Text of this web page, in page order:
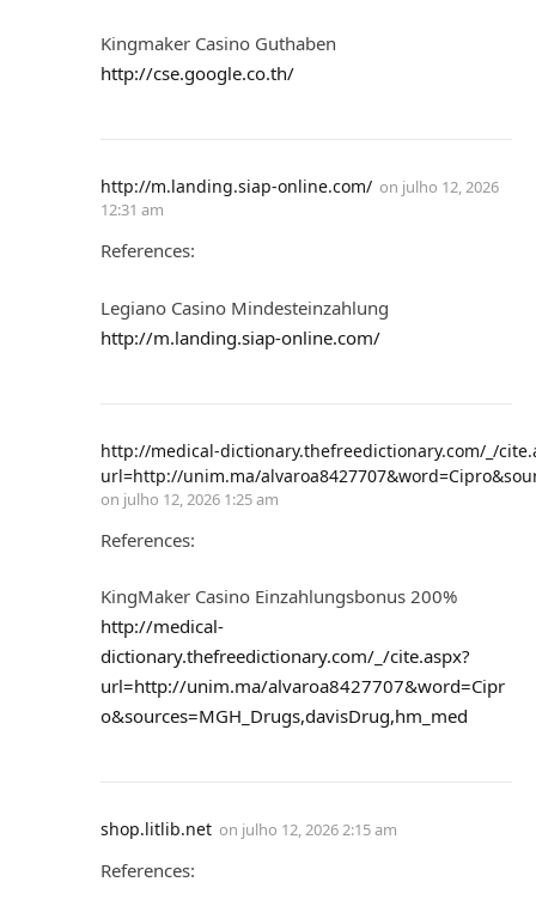
Kingmaker Casino Guthaben
http://cse.google.co.th/
http://m.landing.siap-online.com/ on julho 12, 2026
12:31 am
References:
Legiano Casino Mindesteinzahlung
http://m.landing.siap-online.com/
http://medical-dictionary.thefreedictionary.com/_/
url=http://unim.ma/
on julho 12, 2026 1:25 am
References:
KingMaker Casino Einzahlungsbonus 200%
http://medical-
dictionary.thefreedictionary.com/_/cite.aspx?
url=http://unim.ma/alvaroa8427707&word=Cipr
o&sources=MGH_Drugs,davisDrug,hm_med
shop.litlib.net on julho 12, 2026 2:15 am
References: